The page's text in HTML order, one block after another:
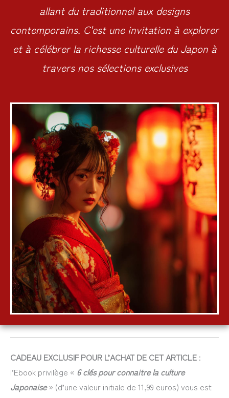
allant du traditionnel aux designs
contemporains. C'est une invitation à explorer
et à célébrer la richesse culturelle du Japon à
travers nos sélections exclusives
CADEAU EXCLUSIF POUR L’ACHAT DE CET ARTICLE :
l’Ebook privilège « 6 clés pour connaitre la culture
Japonaise» (d’une valeur initiale de 11,99 euros) vous est